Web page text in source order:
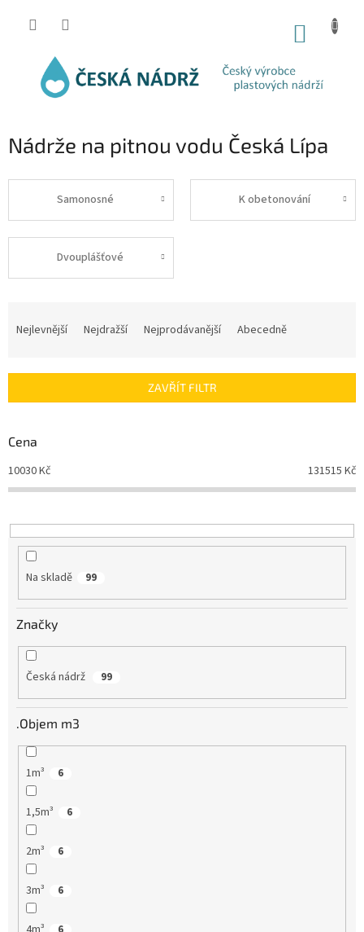
Nádrže na pitnou vodu Česká Lípa
Samonosné K obetonování
Dvouplášťové
í
r
o
d
u
t
ů
Nejlevnější Nejdražší Nejprodávanější Abecedně
ZAVŘÍT FILTR
Cena
10030Kč 131515 Kč
Na skladě 99
Značky
Česká nádrž 99
.Objem m3
1m³ 6
1,5m³ 6
2m³ 6
3m³ 6